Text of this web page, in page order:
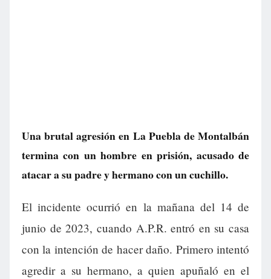
Una brutal agresión en La Puebla de Montalbán
termina con un hombre en prisión, acusado de
atacar a su padre y hermano con un cuchillo.
El incidente ocurrió en la mañana del 14 de
junio de 2023, cuando A.P.R. entró en su casa
con la intención de hacer daño. Primero intentó
agredir a su hermano, a quien apuñaló en el